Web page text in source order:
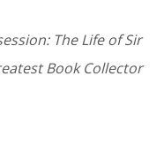
The Life of Sir
Book Collector